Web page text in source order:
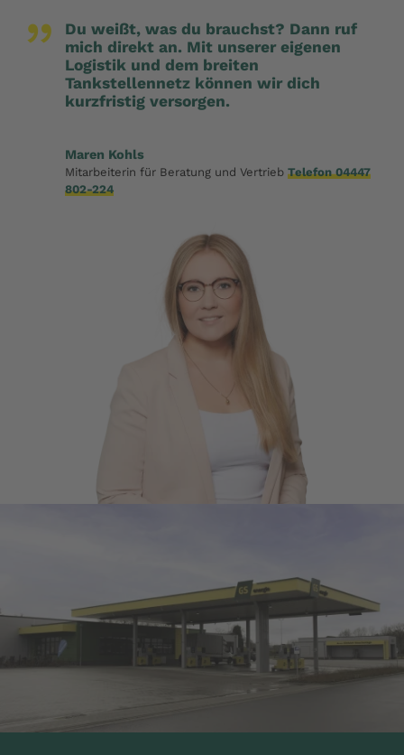
Du weißt, was du brauchst? Dann ruf
mich direkt an. Mit unserer eigenen
Logistik und dem breiten
Tankstellennetz können wir dich
kurzfristig versorgen.
Maren Kohls
Mitarbeiterin für Beratung und Vertrieb Telefon 04447
802-224